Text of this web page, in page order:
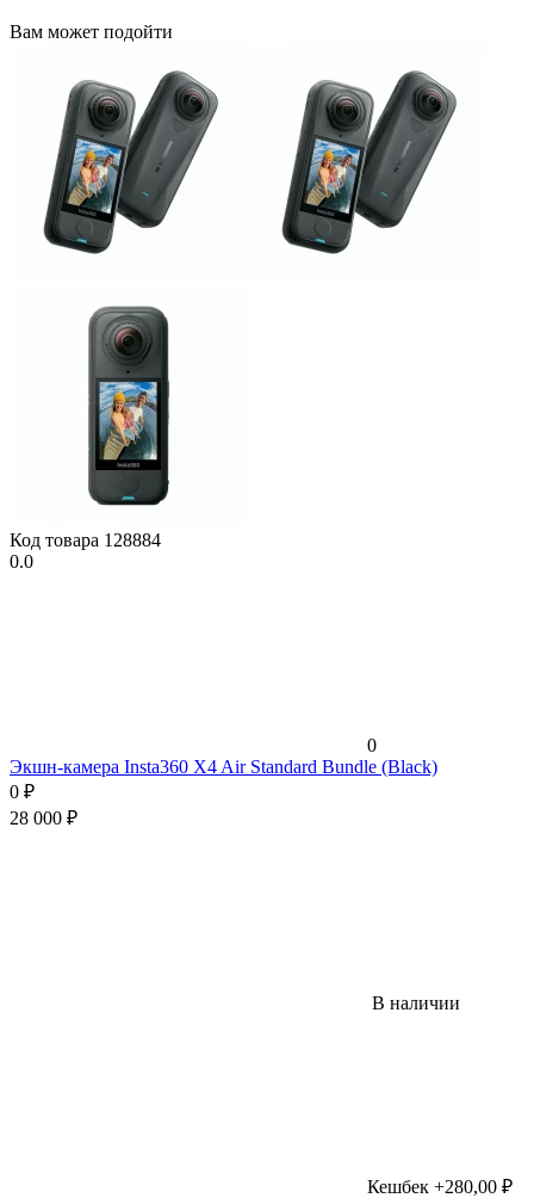
Вам может подойти
Код товара 128884
0.0
0
Экшн-камера Insta360 X4 Air Standard Bundle (Black)
0 ₽
28 000 ₽
В наличии
Кешбек +280,00 ₽